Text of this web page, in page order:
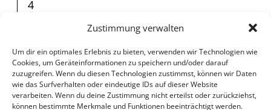
Zustimmung verwalten
Um dir ein optimales Erlebnis zu bieten, verwenden wir Technologien wie
Cookies, um Geräteinformationen zu speichern und/oder darauf
zuzugreifen. Wenn du diesen Technologien zustimmst, können wir Daten
wie das Surfverhalten oder eindeutige IDs auf dieser Website
verarbeiten. Wenn du deine Zustimmung nicht erteilst oder zurückziehst,
können bestimmte Merkmale und Funktionen beeinträchtigt werden.
4
Tel.:0157 /
856 925 12
E-
Mail:coaching@therapie-